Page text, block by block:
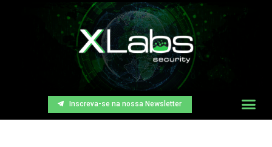
Inscreva-se na nossa Newsletter